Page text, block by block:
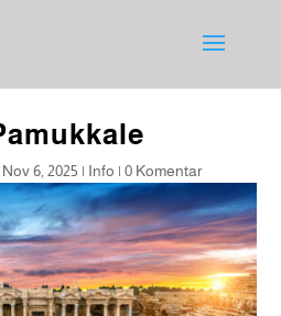
Nov 6, 2025 | Info |0 Komentar